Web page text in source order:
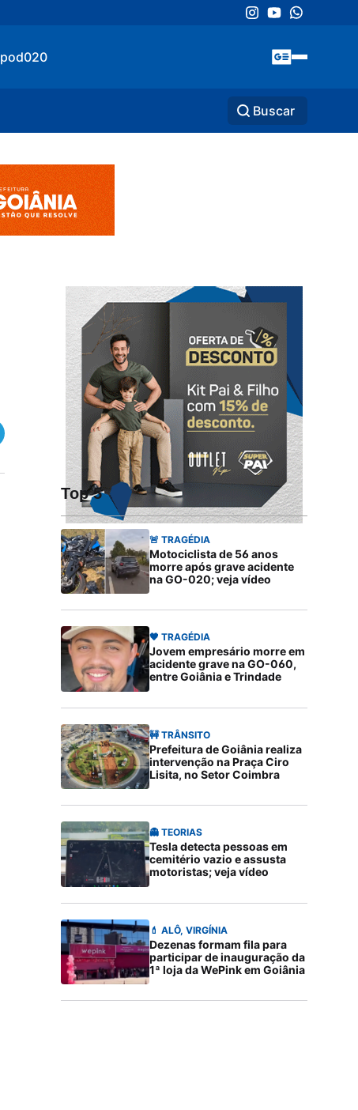
pod020
Buscar
Top 5
🚨 TRAGÉDIA
Motociclista de 56 anos
morre após grave acidente
na GO-020; veja vídeo
🖤 TRAGÉDIA
Jovem empresário morre em
acidente grave na GO-060,
entre Goiânia e Trindade
🚧 TRÂNSITO
Prefeitura de Goiânia realiza
intervenção na Praça Ciro
Lisita, no Setor Coimbra
👻 TEORIAS
Tesla detecta pessoas em
cemitério vazio e assusta
motoristas; veja vídeo
💄 ALÔ, VIRGÍNIA
Dezenas formam fila para
participar de inauguração da
1ª loja da WePink em Goiânia